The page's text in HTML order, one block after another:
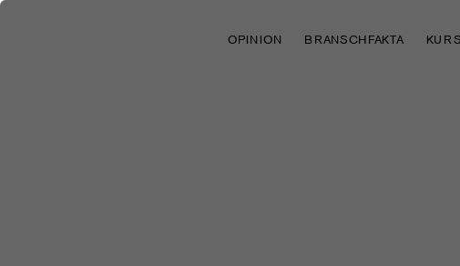
OPINION BRANSCHFAKTA